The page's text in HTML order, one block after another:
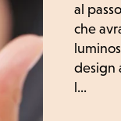
al
che
design
l...